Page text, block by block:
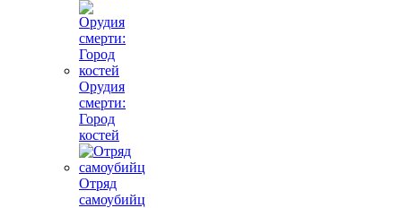
Орудия
смерти:
Город
костей
Отряд
самоубийц